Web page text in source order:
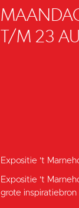
T/M 23
Expositie 't
Expositie 't
grote